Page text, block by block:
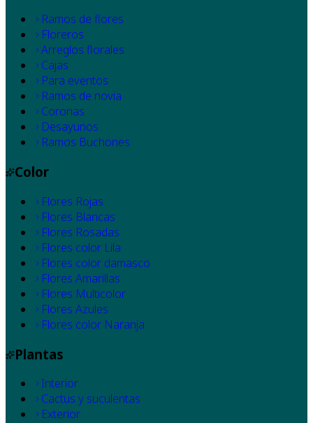
Ramos de flores
Floreros
Arreglos florales
Cajas
Para eventos
Ramos de novia
Coronas
Desayunos
Ramos Buchones
Color
Flores Rojas
Flores Blancas
Flores Rosadas
Flores color Lila
Flores color damasco
Flores Amarillas
Flores Multicolor
Flores Azules
Flores color Naranja
Plantas
Interior
Cactus y suculentas
Exterior